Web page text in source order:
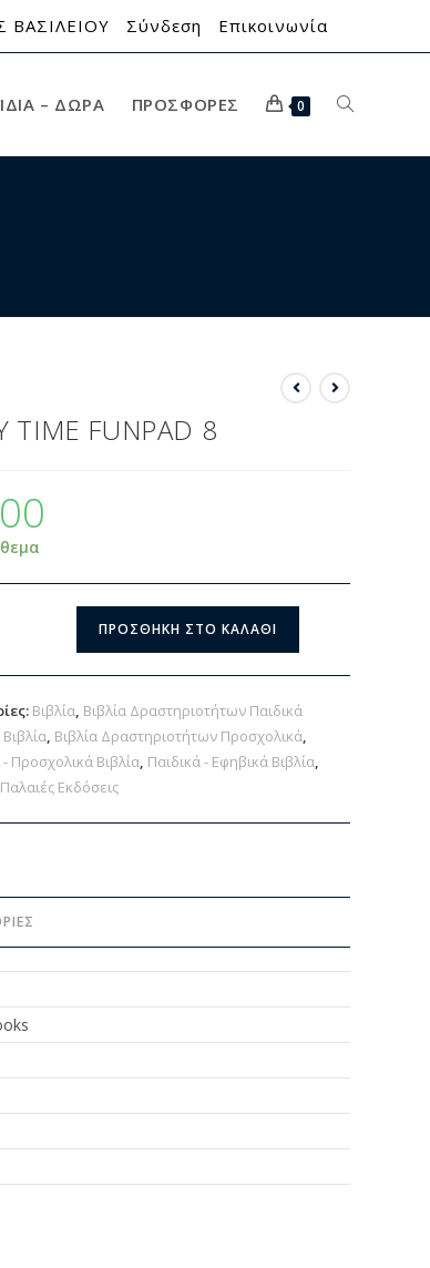
ΒΑΣΙΛΕΙΟΥ Σύνδεση Επικοινωνία
– ΔΏΡΑ ΠΡΟΣΦΟΡΈΣ 0
TIME FUNPAD 8
ΠΡΟΣΘΉΚΗ ΣΤΟ ΚΑΛΆΘΙ
Βιβλία, Βιβλία Δραστηριοτήτων Παιδικά
, Βιβλία Δραστηριοτήτων Προσχολικά,
Προσχολικά Βιβλία, Παιδικά - Εφηβικά Βιβλία,
Εκδόσεις